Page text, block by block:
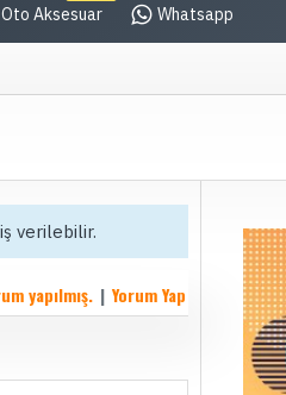
Oto Aksesuar Whatsapp
yapılmış. | Yorum Yap
verilebilir.